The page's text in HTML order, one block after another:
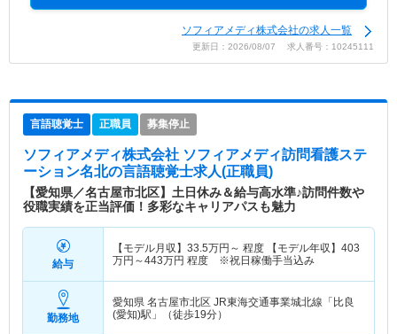
ソフィアメディ株式会社の求人一覧
更新日：2026/08/07 求人番号：10245111
言語聴覚士 正職員 募集停止
ソフィアメディ株式会社 ソフィアメディ訪問看護ステ
ーション名北の言語聴覚士求人(正職員)
【愛知県／名古屋市北区】土日休み＆給与高水準♪訪問件数や
役職実績を正当評価！多彩なキャリアパスも魅力
給与
【モデル月収】 33.5万円～ 程度 【モデル年収】 403
万円～443万円 程度 ※祝日稼働手当込み
勤務地
愛知県 名古屋市北区 JR東海交通事業城北線「比良
(愛知)駅」（徒歩19分）